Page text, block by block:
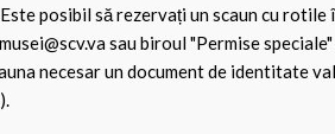
posibil să rezervați un scaun cu rotile
sau biroul "Permise
necesar un document de identitate